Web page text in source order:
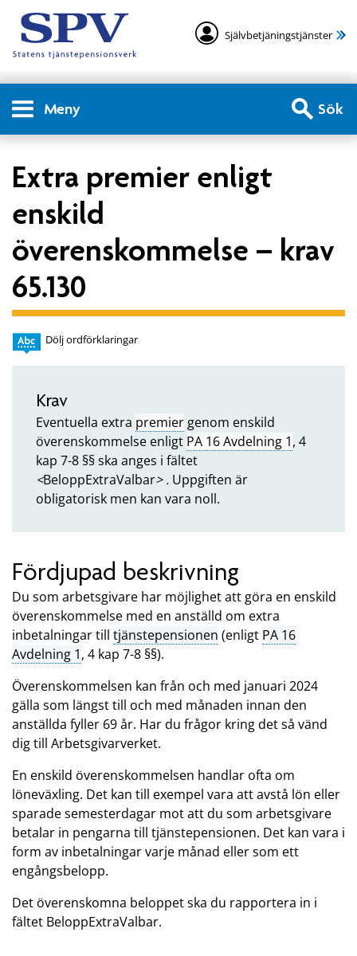
Självbetjäningstjänster
Meny Sök
Extra premier enligt
enskild
överenskommelse – krav
65.130
Dölj ordförklaringar
Krav
Eventuella extra premier genom enskild
överenskommelse enligt PA 16 Avdelning 1, 4
kap 7-8 §§ ska anges i fältet
<BeloppExtraValbar> . Uppgiften är
obligatorisk men kan vara noll.
Fördjupad beskrivning
Du som arbetsgivare har möjlighet att göra en enskild
överenskommelse med en anställd om extra
inbetalningar till tjänstepensionen (enligt PA 16
Avdelning 1, 4 kap 7-8 §§).
Överenskommelsen kan från och med januari 2024
gälla som längst till och med månaden innan den
anställda fyller 69 år. Har du frågor kring det så vänd
dig till Arbetsgivarverket.
En enskild överenskommelsen handlar ofta om
löneväxling. Det kan till exempel vara att avstå lön eller
sparade semesterdagar mot att du som arbetsgivare
betalar in pengarna till tjänstepensionen. Det kan vara i
form av inbetalningar varje månad eller som ett
engångsbelopp.
Det överenskomna beloppet ska du rapportera in i
fältet BeloppExtraValbar.